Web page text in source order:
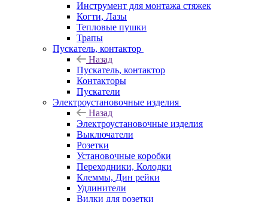
Инструмент для монтажа стяжек
Когти, Лазы
Тепловые пушки
Трапы
Пускатель, контактор
Назад
Пускатель, контактор
Контакторы
Пускатели
Электроустановочные изделия
Назад
Электроустановочные изделия
Выключатели
Розетки
Установочные коробки
Переходники, Колодки
Клеммы, Дин рейки
Удлинители
Вилки для розетки